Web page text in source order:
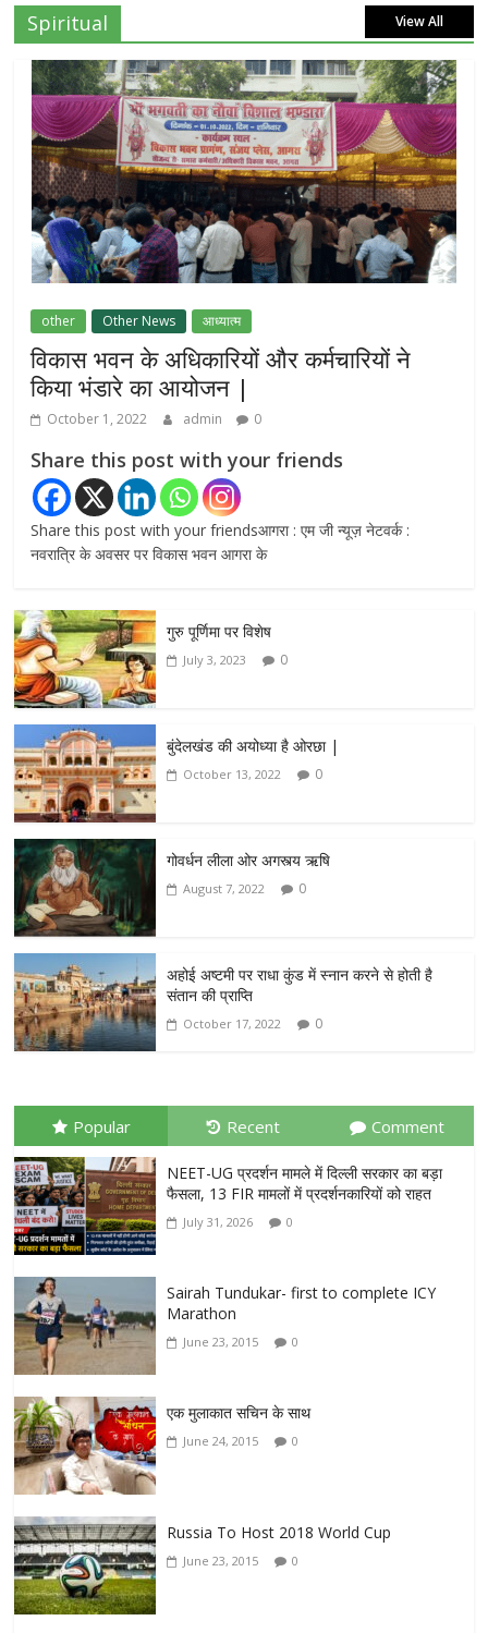
7वें वेतनमान की मांग: जल निगम पेंशनरों ने रक्षा मंत्री
राजनाथ सिंह से लगाई गुहार
July 7, 2026
NEET-UG प्रदर्शन मामले में दिल्ली सरकार का बड़ा
फैसला, 13 FIR मामलों में प्रदर्शनकारियों को राहत
July 31, 2026 0
Spiritual View All
other Other News आध्यात्म
विकास भवन के अधिकारियों और कर्मचारियों ने
किया भंडारे का आयोजन |
October 1, 2022 admin 0
Share this post with your friends
Share this post with your friendsआगरा : एम जी न्यूज़ नेटवर्क :
नवरात्रि के अवसर पर विकास भवन आगरा के
गुरु पूर्णिमा पर विशेष
July 3, 2023 0
बुंदेलखंड की अयोध्या है ओरछा |
October 13, 2022 0
गोवर्धन लीला ओर अगस्त्य ऋषि
August 7, 2022 0
अहोई अष्टमी पर राधा कुंड में स्नान करने से होती है
संतान की प्राप्ति
October 17, 2022 0
Popular Recent Comment
NEET-UG प्रदर्शन मामले में दिल्ली सरकार का बड़ा
फैसला, 13 FIR मामलों में प्रदर्शनकारियों को राहत
July 31, 2026 0
Sairah Tundukar- first to complete ICY
Marathon
June 23, 2015 0
एक मुलाकात सचिन के साथ
June 24, 2015 0
Russia To Host 2018 World Cup
June 23, 2015 0